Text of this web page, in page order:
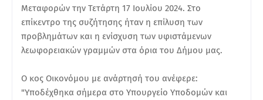
Μεταφορών την Τετάρτη 17 Ιουλίου 2024. Στο
επίκεντρο της συζήτησης ήταν η επίλυση των
προβλημάτων και η ενίσχυση των υφιστάμενων
λεωφορειακών γραμμών στα όρια του Δήμου μας.
Ο κος Οικονόμου με ανάρτησή του ανέφερε:
"Υποδέχθηκα σήμερα στο Υπουργείο Υποδομών και